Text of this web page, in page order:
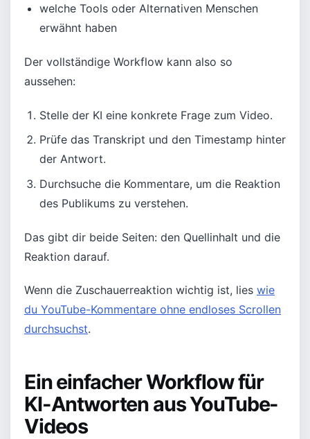
welche Tools oder Alternativen Menschen
erwähnt haben
Der vollständige Workflow kann also so
aussehen:
Stelle der KI eine konkrete Frage zum Video.
Prüfe das Transkript und den Timestamp hinter
der Antwort.
Durchsuche die Kommentare, um die Reaktion
des Publikums zu verstehen.
Das gibt dir beide Seiten: den Quellinhalt und die
Reaktion darauf.
Wenn die Zuschauerreaktion wichtig ist, lies wie
du YouTube-Kommentare ohne endloses Scrollen
durchsuchst.
Ein einfacher Workflow für
KI-Antworten aus YouTube-
Videos